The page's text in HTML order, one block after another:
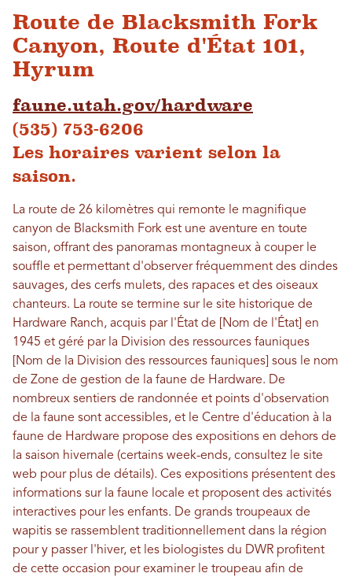
Route de Blacksmith Fork
Canyon, Route d'État 101,
Hyrum
faune.utah.gov/hardware
(535) 753-6206
Les horaires varient selon la
saison.
La route de 26 kilomètres qui remonte le magnifique
canyon de Blacksmith Fork est une aventure en toute
saison, offrant des panoramas montagneux à couper le
souffle et permettant d'observer fréquemment des dindes
sauvages, des cerfs mulets, des rapaces et des oiseaux
chanteurs. La route se termine sur le site historique de
Hardware Ranch, acquis par l'État de [Nom de l'État] en
1945 et géré par la Division des ressources fauniques
[Nom de la Division des ressources fauniques] sous le nom
de Zone de gestion de la faune de Hardware. De
nombreux sentiers de randonnée et points d'observation
de la faune sont accessibles, et le Centre d'éducation à la
faune de Hardware propose des expositions en dehors de
la saison hivernale (certains week-ends, consultez le site
web pour plus de détails). Ces expositions présentent des
informations sur la faune locale et proposent des activités
interactives pour les enfants. De grands troupeaux de
wapitis se rassemblent traditionnellement dans la région
pour y passer l'hiver, et les biologistes du DWR profitent
de cette occasion pour examiner le troupeau afin de